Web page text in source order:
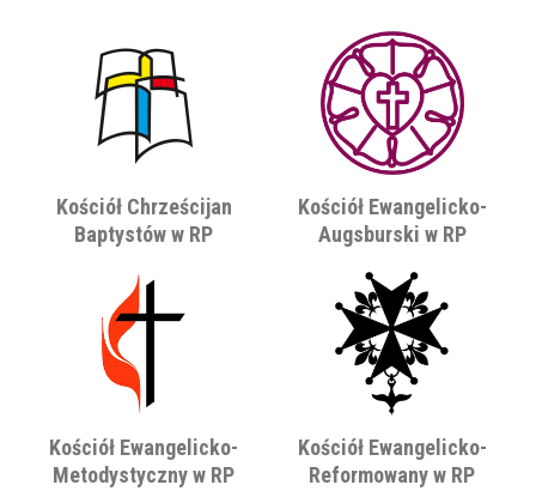
Kościół Chrześcijan
Baptystów w RP
Kościół Ewangelicko-
Augsburski w RP
Kościół Ewangelicko-
Metodystyczny w RP
Kościół Ewangelicko-
Reformowany w RP